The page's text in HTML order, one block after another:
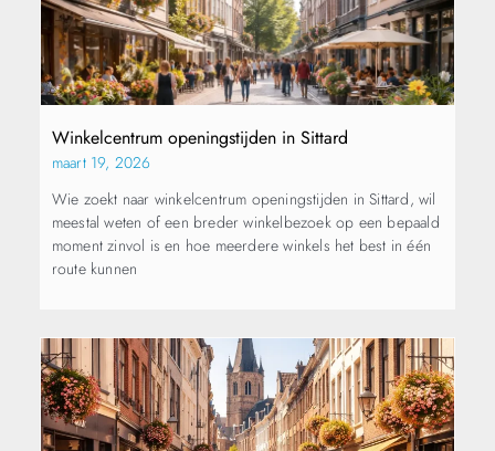
Winkelcentrum openingstijden in Sittard
maart 19, 2026
Wie zoekt naar winkelcentrum openingstijden in Sittard, wil
meestal weten of een breder winkelbezoek op een bepaald
moment zinvol is en hoe meerdere winkels het best in één
route kunnen